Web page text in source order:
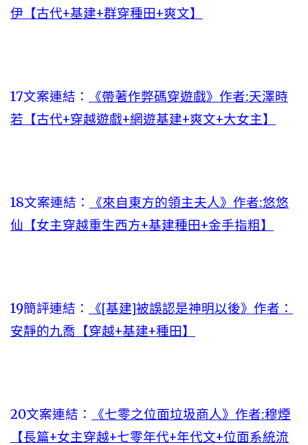
伊【古代+基建+群穿種田+爽文】
17文案連結：
《帶著作弊碼穿遊戲》作者:天澤時
若【古代+穿越遊戲+網遊基建+爽文+大女主】
18文案連結：
《來自東方的領主夫人》作者:悠悠
仙【女主穿越重生西方+基建種田+金手指粗】
19簡評連結：
《[基建]被誤認是神明以後》作者：
安靜的九喬【穿越+基建+種田】
20文案連結：
《七零之位面垃圾商人》作者:穆煙
【長篇+女主穿越+七零年代+年代文+位面系統流